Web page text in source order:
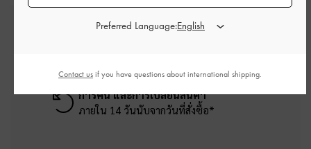
บริการจัดส่งฟรี
การคืน และการเปลี่ยนสินค้า
ภายใน 14 วันนับจากวันที่สั่งซื้อ*
Preferred Language:
Contact us if you have questions about international shipping.